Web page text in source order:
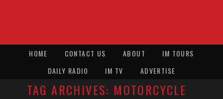
HOME CONTACT US ABOUT
IM TOURS
DAILY RADIO
IM TV ADVERTISE
TAG ARCHIVES: MOTORCYCLE